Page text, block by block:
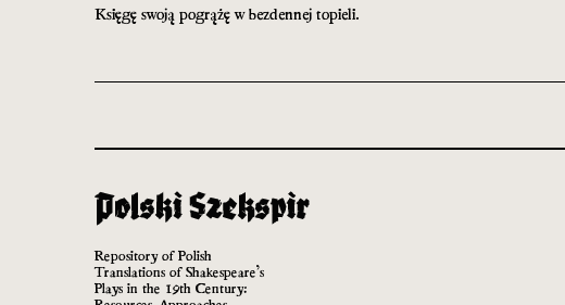
Księgę swoją pogrążę w bezdennej topieli.
Repository of Polish
Translations of Shakespeare’s
Plays in the 19th Century: